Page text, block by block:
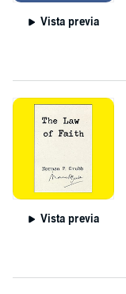
Vista previa
Vista previa